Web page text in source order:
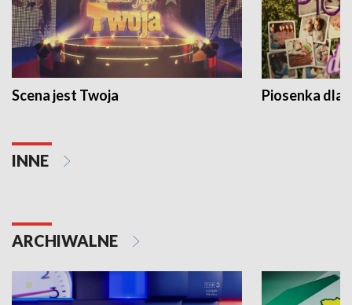
Scena jest Twoja Piosenka dla
INNE
ARCHIWALNE